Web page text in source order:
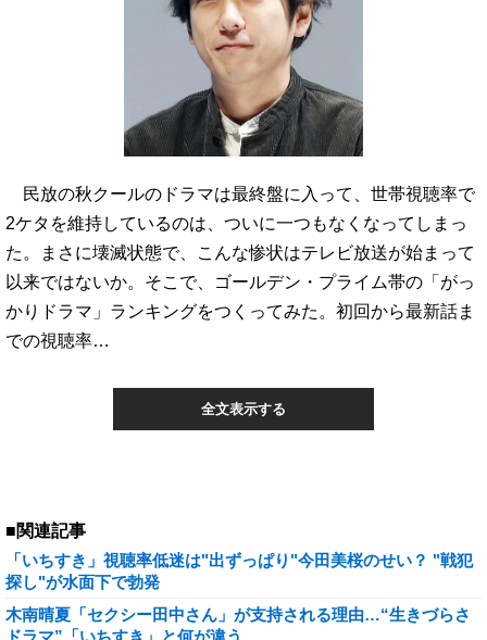
民放の秋クールのドラマは最終盤に入って、世帯視聴率で
2ケタを維持しているのは、ついに一つもなくなってしまっ
た。まさに壊滅状態で、こんな惨状はテレビ放送が始まって
以来ではないか。そこで、ゴールデン・プライム帯の「がっ
かりドラマ」ランキングをつくってみた。初回から最新話ま
での視聴率…
全文表示する
■関連記事
「いちすき」視聴率低迷は"出ずっぱり"今田美桜のせい？ "戦犯
探し"が水面下で勃発
木南晴夏「セクシー田中さん」が支持される理由…“生きづらさ
ドラマ”「いちすき」と何が違う